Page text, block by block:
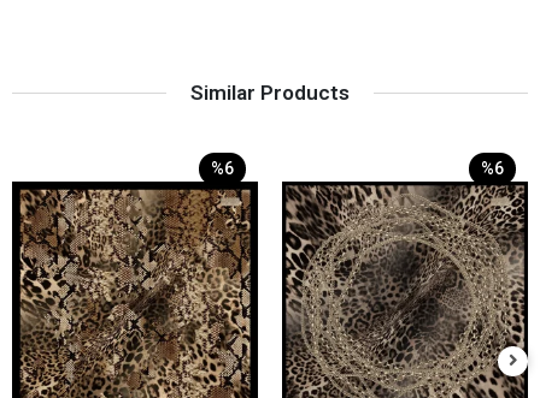
Similar Products
%6 %6